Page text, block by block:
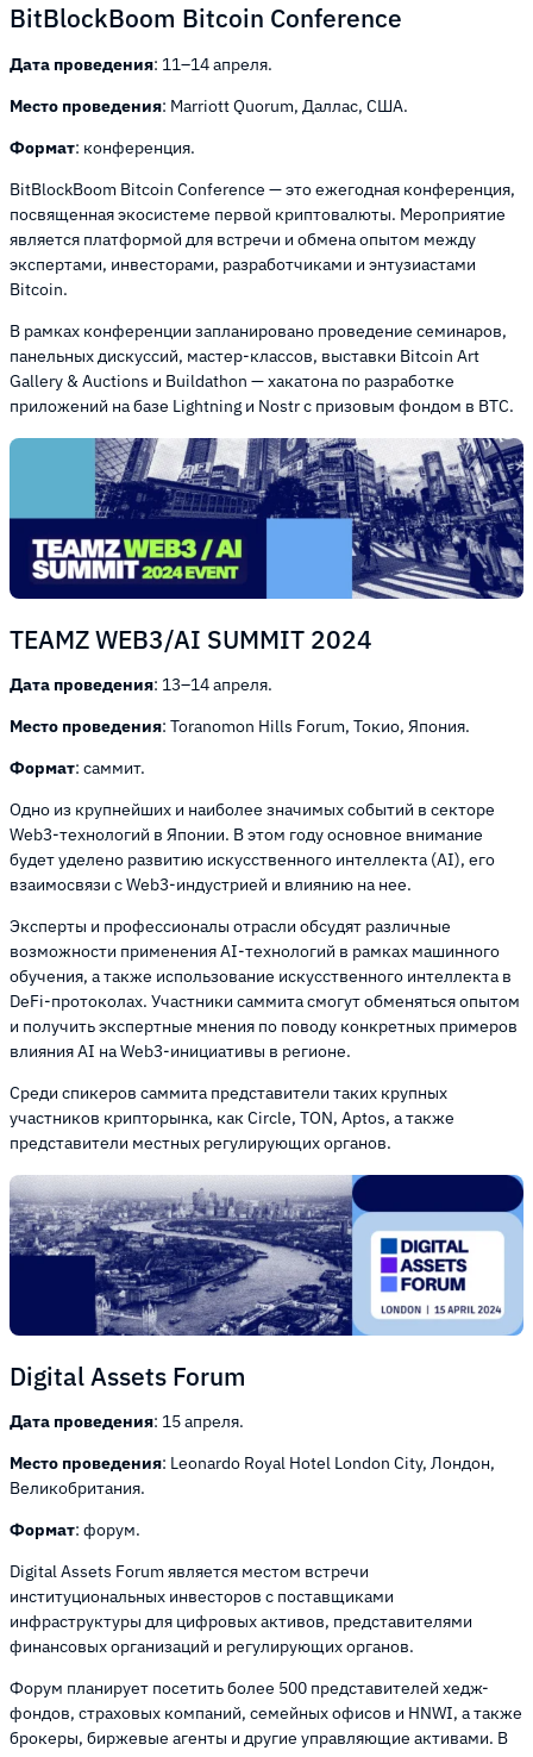
BitBlockBoom Bitcoin Conference
Дата проведения: 11–14 апреля.
Место проведения: Marriott Quorum, Даллас, США.
Формат: конференция.
BitBlockBoom Bitcoin Conference — это ежегодная конференция,
посвященная экосистеме первой криптовалюты. Мероприятие
является платформой для встречи и обмена опытом между
экспертами, инвесторами, разработчиками и энтузиастами
Bitcoin.
В рамках конференции запланировано проведение семинаров,
панельных дискуссий, мастер-классов, выставки Bitcoin Art
Gallery & Auctions и Buildathon — хакатона по разработке
приложений на базе Lightning и Nostr с призовым фондом в BTC.
TEAMZ WEB3/AI SUMMIT 2024
Дата проведения: 13–14 апреля.
Место проведения: Toranomon Hills Forum, Токио, Япония.
Формат: саммит.
Одно из крупнейших и наиболее значимых событий в секторе
Web3-технологий в Японии. В этом году основное внимание
будет уделено развитию искусственного интеллекта (AI), его
взаимосвязи с Web3-индустрией и влиянию на нее.
Эксперты и профессионалы отрасли обсудят различные
возможности применения AI-технологий в рамках машинного
обучения, а также использование искусственного интеллекта в
DeFi-протоколах. Участники саммита смогут обменяться опытом
и получить экспертные мнения по поводу конкретных примеров
влияния AI на Web3-инициативы в регионе.
Среди спикеров саммита представители таких крупных
участников крипторынка, как Circle, TON, Aptos, а также
представители местных регулирующих органов.
Digital Assets Forum
Дата проведения: 15 апреля.
Место проведения: Leonardo Royal Hotel London City, Лондон,
Великобритания.
Формат: форум.
Digital Assets Forum является местом встречи
институциональных инвесторов с поставщиками
инфраструктуры для цифровых активов, представителями
финансовых организаций и регулирующих органов.
Форум планирует посетить более 500 представителей хедж-
фондов, страховых компаний, семейных офисов и HNWI, а также
брокеры, биржевые агенты и другие управляющие активами. В